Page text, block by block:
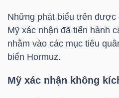
Những phát biểu trên
Mỹ xác nhận đã tiến hành
nhằm vào các mục tiêu
biển Hormuz.
Mỹ xác nhận không
TÀI
CHÍNH
CÁ
NHÂN